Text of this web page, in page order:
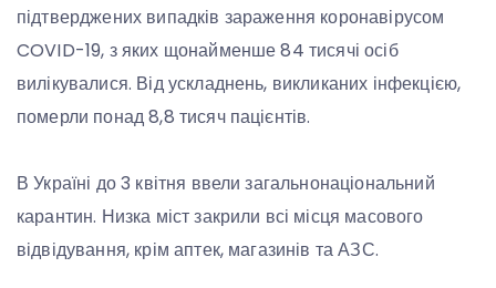
підтверджених випадків зараження коронавірусом
COVID-19, з яких щонайменше 84 тисячі осіб
вилікувалися. Від ускладнень, викликаних інфекцією,
померли понад 8,8 тисяч пацієнтів.
В Україні до 3 квітня ввели загальнонаціональний
карантин. Низка міст закрили всі місця масового
відвідування, крім аптек, магазинів та АЗС.